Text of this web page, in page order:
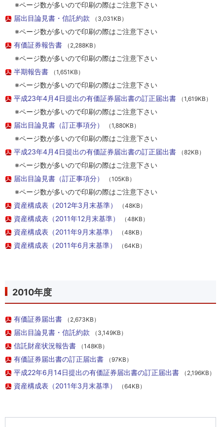
※ページ数が多いので印刷の際はご注意下さい
届出目論見書・信託約款
（3,031KB）
※ページ数が多いので印刷の際はご注意下さい
有価証券報告書
（2,288KB）
※ページ数が多いので印刷の際はご注意下さい
半期報告書
（1,651KB）
※ページ数が多いので印刷の際はご注意下さい
平成23年4月4日提出の有価証券届出書の訂正届出書
（1,619KB）
※ページ数が多いので印刷の際はご注意下さい
届出目論見書（訂正事項分）
（1,880KB）
※ページ数が多いので印刷の際はご注意下さい
平成23年4月4日提出の有価証券届出書の訂正届出書
（82KB）
※ページ数が多いので印刷の際はご注意下さい
届出目論見書（訂正事項分）
（105KB）
※ページ数が多いので印刷の際はご注意下さい
資産構成表（2012年3月末基準）
（48KB）
資産構成表（2011年12月末基準） （48KB）
資産構成表（2011年9月末基準） （48KB）
資産構成表（2011年6月末基準） （64KB）
2010年度
有価証券届出書 （2,673KB）
届出目論見書・信託約款 （3,149KB）
信託財産状況報告書 （148KB）
有価証券届出書の訂正届出書 （97KB）
平成22年6月14日提出の有価証券届出書の訂正届出書 （2,196KB）
資産構成表（2011年3月末基準） （64KB）